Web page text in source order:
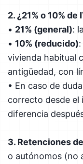
2. ¿21% o 10% de
• 21% (general):
• 10% (reducido)
vivienda habitual
antigüedad, con
• En caso de
correcto desde el
diferencia
3. Retenciones de
o autónomos (no